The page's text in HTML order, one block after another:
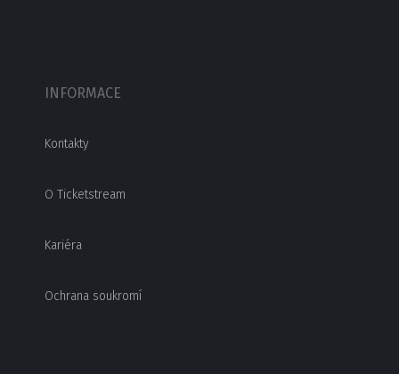
INFORMACE
Kontakty
O Ticketstream
Kariéra
Ochrana soukromí